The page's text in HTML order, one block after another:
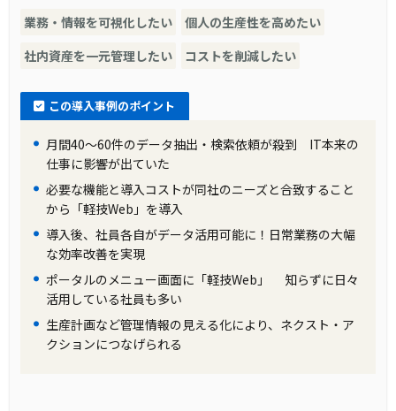
導入前の課題に対する解決策
ニッタン株式会社は、複数の製品を比較検討し
品は、データベースを直接参照し、キューブ不
きる点が決め手となりました。また、SQLダイ
レクト実行機能により、ユーザ自身が新規要件
の実装を容易に行える利点もありました。
製品の導入により改善した業務
「軽技Web」の導入により、データ抽出処理が
大幅に高速化し、営業への情報共有が迅速にな
りました。これにより、営業の迅速な対応が可
業務・情報を可視化したい
個人の生産性を高めたい
社内資産を一元管理したい
コストを削減したい
この導入事例のポイント
月間40～60件のデータ抽出・検索依頼が殺到 IT本来の
仕事に影響が出ていた
必要な機能と導入コストが同社のニーズと合致すること
から「軽技Web」を導入
導入後、社員各自がデータ活用可能に！日常業務の大幅
な効率改善を実現
ポータルのメニュー画面に「軽技Web」 知らずに日々
活用している社員も多い
生産計画など管理情報の見える化により、ネクスト・ア
クションにつなげられる